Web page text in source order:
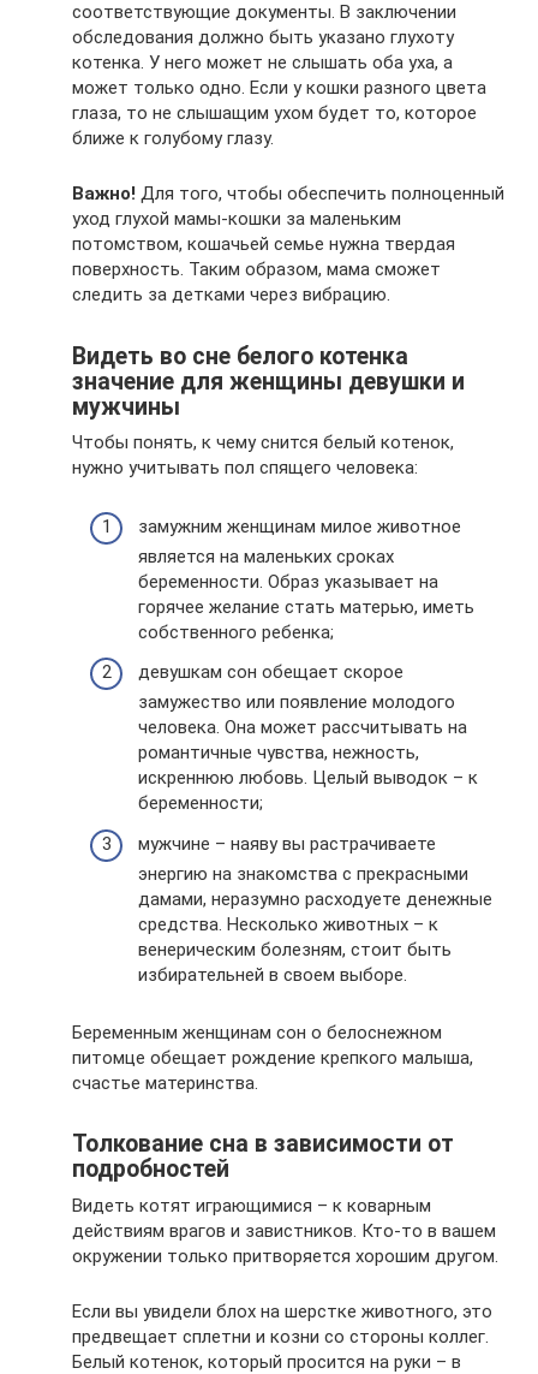
соответствующие документы. В заключении
обследования должно быть указано глухоту
котенка. У него может не слышать оба уха, а
может только одно. Если у кошки разного цвета
глаза, то не слышащим ухом будет то, которое
ближе к голубому глазу.
Важно! Для того, чтобы обеспечить полноценный
уход глухой мамы-кошки за маленьким
потомством, кошачьей семье нужна твердая
поверхность. Таким образом, мама сможет
следить за детками через вибрацию.
Видеть во сне белого котенка
значение для женщины девушки и
мужчины
Чтобы понять, к чему снится белый котенок,
нужно учитывать пол спящего человека:
замужним женщинам милое животное
является на маленьких сроках
беременности. Образ указывает на
горячее желание стать матерью, иметь
собственного ребенка;
девушкам сон обещает скорое
замужество или появление молодого
человека. Она может рассчитывать на
романтичные чувства, нежность,
искреннюю любовь. Целый выводок – к
беременности;
мужчине – наяву вы растрачиваете
энергию на знакомства с прекрасными
дамами, неразумно расходуете денежные
средства. Несколько животных – к
венерическим болезням, стоит быть
избирательней в своем выборе.
Беременным женщинам сон о белоснежном
питомце обещает рождение крепкого малыша,
счастье материнства.
Толкование сна в зависимости от
подробностей
Видеть котят играющимися – к коварным
действиям врагов и завистников. Кто-то в вашем
окружении только притворяется хорошим другом.
Если вы увидели блох на шерстке животного, это
предвещает сплетни и козни со стороны коллег.
Белый котенок, который просится на руки – в